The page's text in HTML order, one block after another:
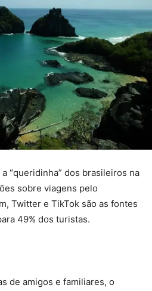
“queridinha” dos brasileiros na
sobre viagens pelo
Twitter e TikTok são as fontes
49% dos turistas.
de amigos e familiares, o